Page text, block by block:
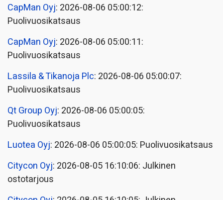
CapMan Oyj: 2026-08-06 05:00:12:
Puolivuosikatsaus
CapMan Oyj: 2026-08-06 05:00:11:
Puolivuosikatsaus
Lassila & Tikanoja Plc: 2026-08-06 05:00:07:
Puolivuosikatsaus
Qt Group Oyj: 2026-08-06 05:00:05:
Puolivuosikatsaus
Luotea Oyj: 2026-08-06 05:00:05: Puolivuosikatsaus
Citycon Oyj: 2026-08-05 16:10:06: Julkinen
ostotarjous